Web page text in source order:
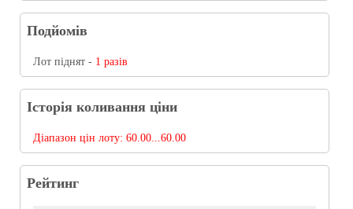
Подйомів
Лот піднят - 1 разів
Історія коливання ціни
Діапазон цін лоту: 60.00...60.00
Рейтинг